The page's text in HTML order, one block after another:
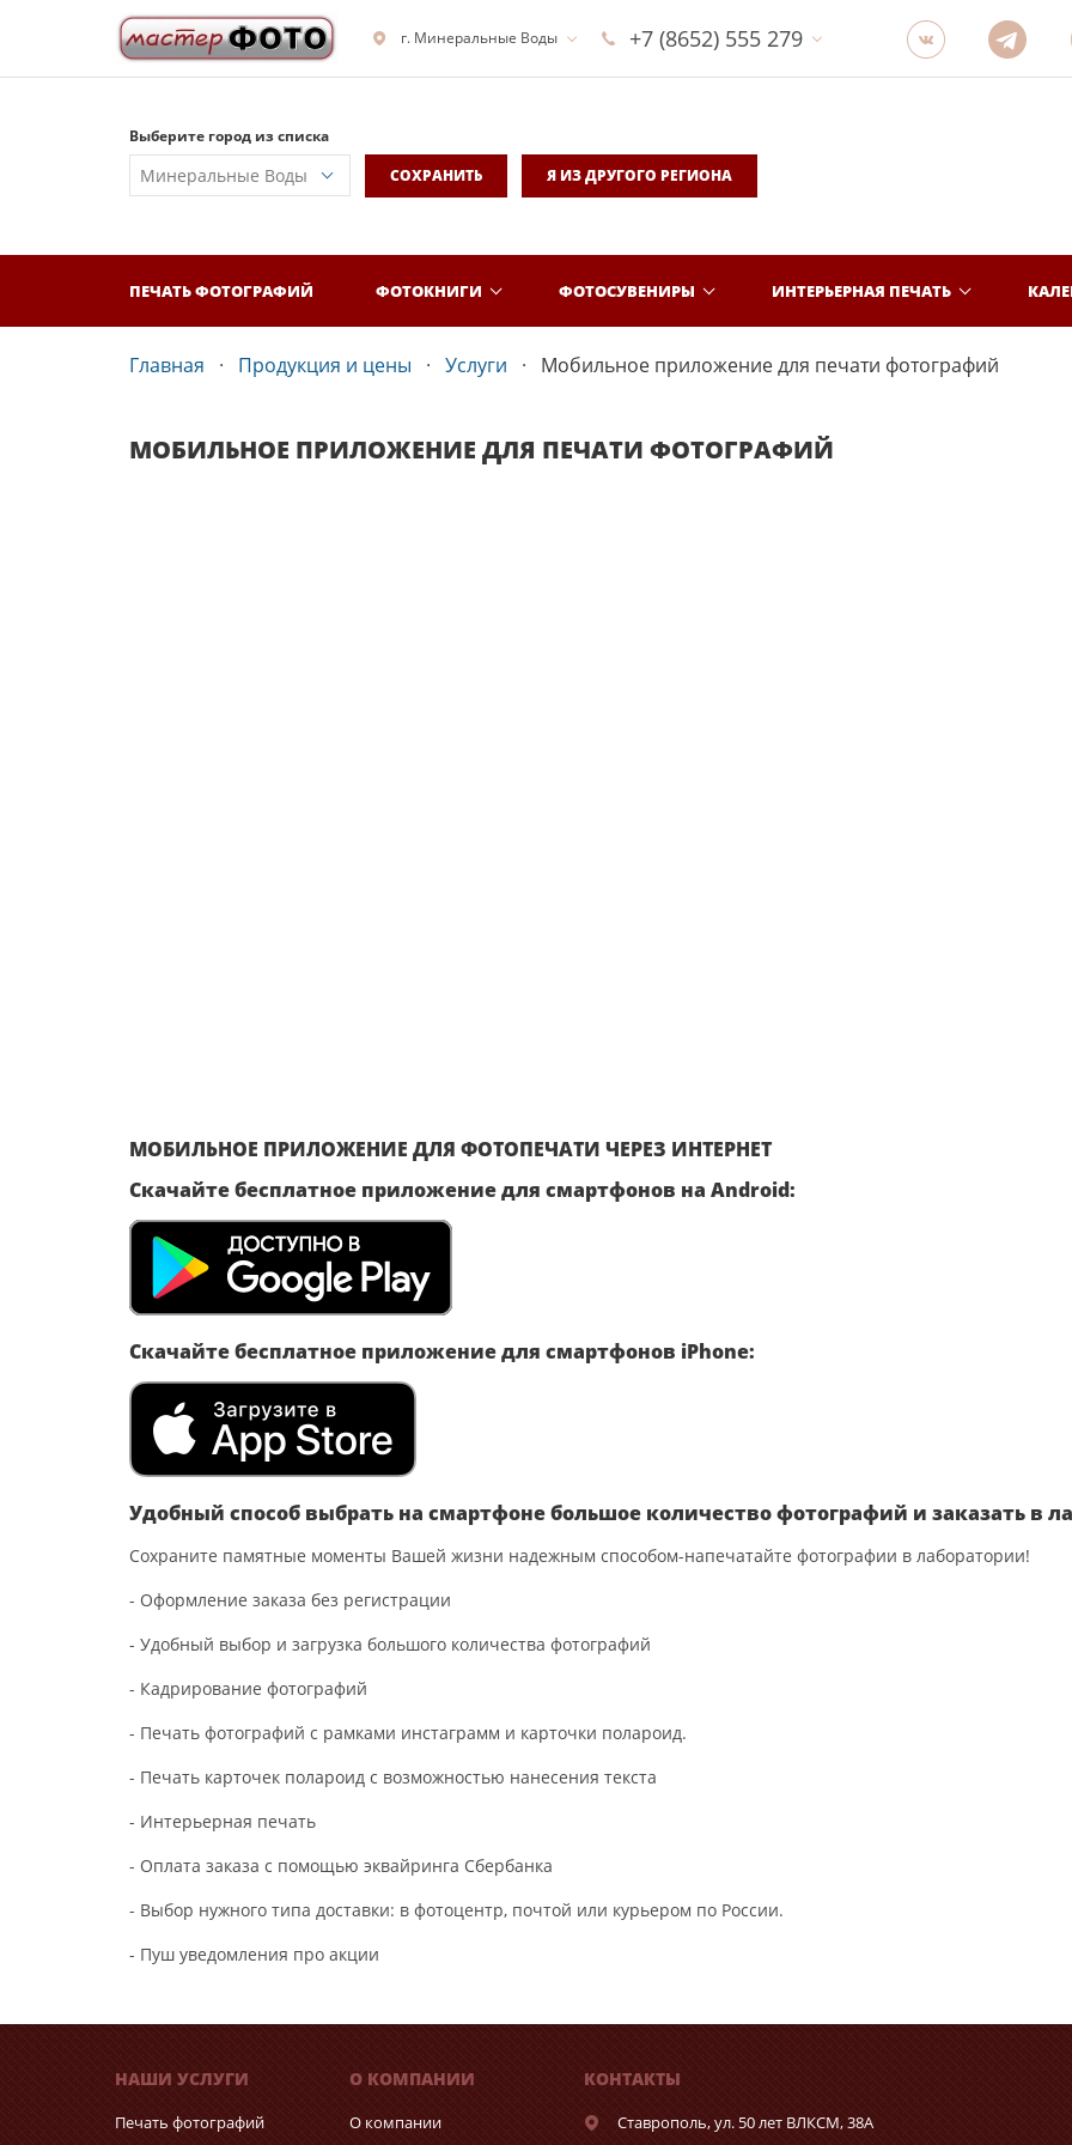
г. Минеральные Воды +7 (8652) 555 279
Выберите город из списка
СОХРАНИТЬ
Я ИЗ ДРУГОГО РЕГИОНА
ПЕЧАТЬ ФОТОГРАФИЙ ФОТОКНИГИ ФОТОСУВЕНИРЫ ИНТЕРЬЕРНАЯ ПЕЧАТЬ
Главная Продукция и цены Услуги Мобильное приложение для печати фотографий
МОБИЛЬНОЕ ПРИЛОЖЕНИЕ ДЛЯ ПЕЧАТИ ФОТОГРАФИЙ
МОБИЛЬНОЕ ПРИЛОЖЕНИЕ ДЛЯ ФОТОПЕЧАТИ ЧЕРЕЗ ИНТЕРНЕТ
Скачайте бесплатное приложение для смартфонов на Android:
Скачайте бесплатное приложение для смартфонов iPhone:
Удобный способ выбрать на смартфоне большое количество фотографий и заказать в
Сохраните памятные моменты Вашей жизни надежным способом-напечатайте фотографии в лаборатории!
- Оформление заказа без регистрации
- Удобный выбор и загрузка большого количества фотографий
- Кадрирование фотографий
- Печать фотографий с рамками инстаграмм и карточки полароид.
- Печать карточек полароид с возможностью нанесения текста
- Интерьерная печать
- Оплата заказа с помощью эквайринга Сбербанка
- Выбор нужного типа доставки: в фотоцентр, почтой или курьером по России.
- Пуш уведомления про акции
НАШИ УСЛУГИ
Печать фотографий
О КОМПАНИИ
О компании
КОНТАКТЫ
Ставрополь,ул. 50 лет ВЛКСМ, 38А